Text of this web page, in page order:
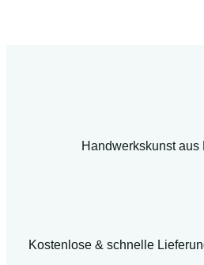
Handwerkskunst aus
Kostenlose & schnelle